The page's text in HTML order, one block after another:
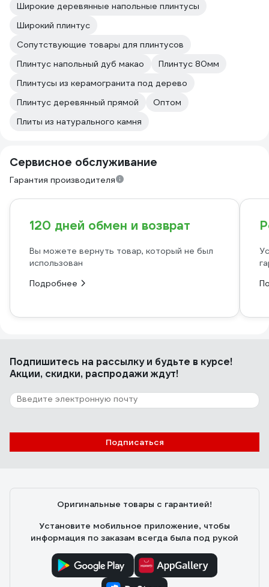
Широкие деревянные напольные плинтусы
Широкий плинтус
Сопутствующие товары для плинтусов
Плинтус напольный дуб макао
Плинтус 80мм
Плинтусы из керамогранита под дерево
Плинтус деревянный прямой
Оптом
Плиты из натурального камня
Сервисное обслуживание
Гарантия производителя
120 дней обмен и возврат
Вы можете вернуть товар, который не был
использован
Подробнее
Подпишитесь на рассылкуи будьте в курсе!
Акции, скидки, распродажи ждут!
Подписаться
Оригинальные товары с гарантией!
Установите мобильное приложение, чтобы
информация по заказам всегда была под рукой